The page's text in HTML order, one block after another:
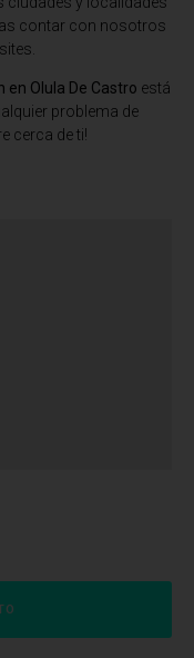
contar con nosotros
en Olula De Castro está
problema de
cerca de ti!